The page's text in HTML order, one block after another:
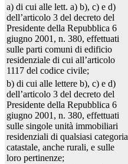
a) di cui alle lett. a) b), c) e d)
dell’articolo 3 del decreto del
Presidente della Repubblica 6
giugno 2001, n. 380, effettuati
sulle parti comuni di edificio
residenziale di cui all’articolo
1117 del codice civile;
b) di cui alle lettere b), c) e d)
dell’articolo 3 del decreto del
Presidente della Repubblica 6
giugno 2001, n. 380, effettuati
sulle singole unità immobiliari
residenziali di qualsiasi categoria
catastale, anche rurali, e sulle
loro pertinenze;